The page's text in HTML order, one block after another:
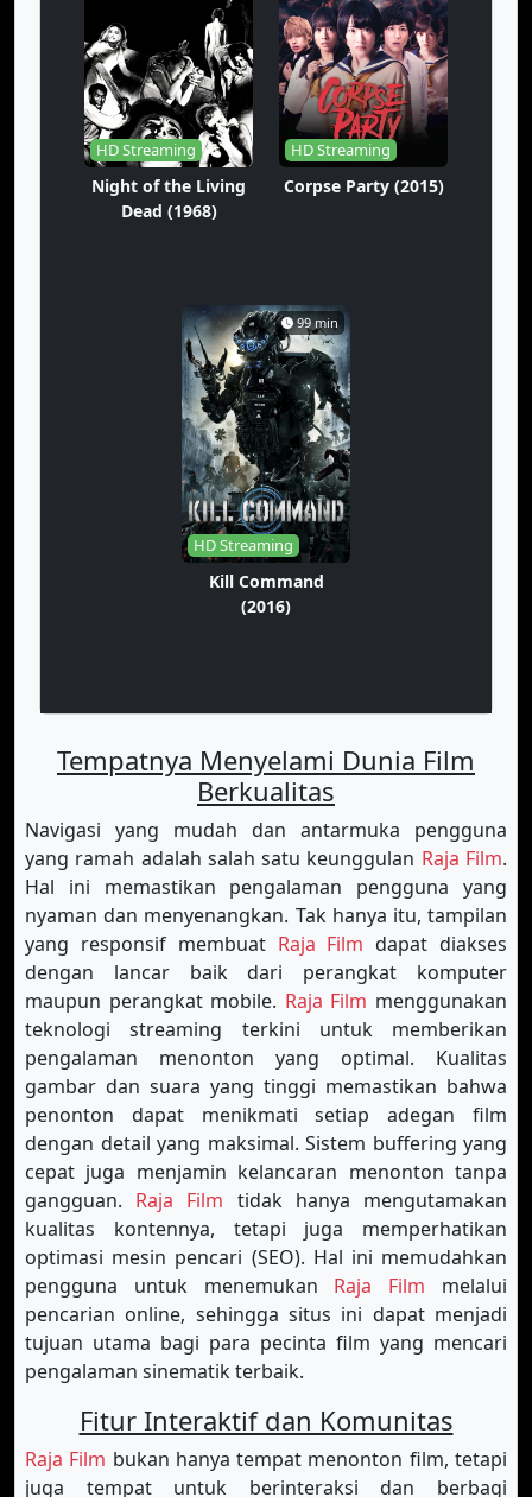
HD Streaming
Night of the Living
Dead (1968)
HD Streaming
Corpse Party (2015)
99 min
HD Streaming
Kill Command
(2016)
Tempatnya Menyelami Dunia Film
Berkualitas
Navigasi yang mudah dan antarmuka pengguna
yang ramah adalah salah satu keunggulan Raja Film.
Hal ini memastikan pengalaman pengguna yang
nyaman dan menyenangkan. Tak hanya itu, tampilan
yang responsif membuat Raja Film dapat diakses
dengan lancar baik dari perangkat komputer
maupun perangkat mobile. Raja Film menggunakan
teknologi streaming terkini untuk memberikan
pengalaman menonton yang optimal. Kualitas
gambar dan suara yang tinggi memastikan bahwa
penonton dapat menikmati setiap adegan film
dengan detail yang maksimal. Sistem buffering yang
cepat juga menjamin kelancaran menonton tanpa
gangguan. Raja Film tidak hanya mengutamakan
kualitas kontennya, tetapi juga memperhatikan
optimasi mesin pencari (SEO). Hal ini memudahkan
pengguna untuk menemukan Raja Film melalui
pencarian online, sehingga situs ini dapat menjadi
tujuan utama bagi para pecinta film yang mencari
pengalaman sinematik terbaik.
Fitur Interaktif dan Komunitas
Raja Film bukan hanya tempat menonton film, tetapi
juga tempat untuk berinteraksi dan berbagi